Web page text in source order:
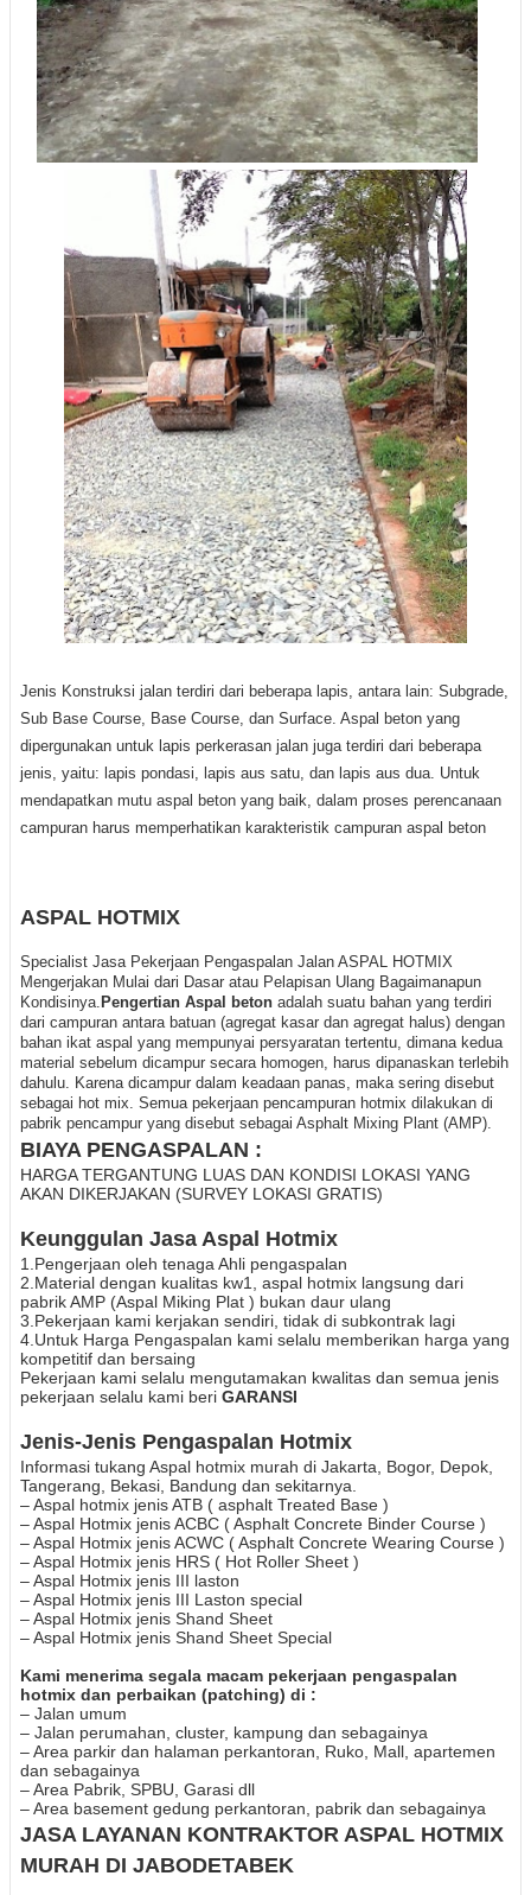
Jenis Konstruksi jalan terdiri dari beberapa lapis, antara lain: Subgrade,
Sub Base Course, Base Course, dan Surface. Aspal beton yang
dipergunakan untuk lapis perkerasan jalan juga terdiri dari beberapa
jenis, yaitu: lapis pondasi, lapis aus satu, dan lapis aus dua. Untuk
mendapatkan mutu aspal beton yang baik, dalam proses perencanaan
campuran harus memperhatikan karakteristik campuran aspal beton
ASPAL HOTMIX
Specialist Jasa Pekerjaan Pengaspalan Jalan ASPAL HOTMIX
Mengerjakan Mulai dari Dasar atau Pelapisan Ulang Bagaimanapun
Kondisinya. Pengertian Aspal beton adalah suatu bahan yang terdiri
dari campuran antara batuan (agregat kasar dan agregat halus) dengan
bahan ikat aspal yang mempunyai persyaratan tertentu, dimana kedua
material sebelum dicampur secara homogen, harus dipanaskan terlebih
dahulu. Karena dicampur dalam keadaan panas, maka sering disebut
sebagai hot mix. Semua pekerjaan pencampuran hotmix dilakukan di
pabrik pencampur yang disebut sebagai Asphalt Mixing Plant (AMP).
BIAYA PENGASPALAN :
HARGA TERGANTUNG LUAS DAN KONDISI LOKASI YANG
AKAN DIKERJAKAN (SURVEY LOKASI GRATIS)
Keunggulan Jasa Aspal Hotmix
1.Pengerjaan oleh tenaga Ahli pengaspalan
2.Material dengan kualitas kw1, aspal hotmix langsung dari
pabrik AMP (Aspal Miking Plat ) bukan daur ulang
3.Pekerjaan kami kerjakan sendiri, tidak di subkontrak lagi
4.Untuk Harga Pengaspalan kami selalu memberikan harga yang
kompetitif dan bersaing
Pekerjaan kami selalu mengutamakan kwalitas dan semua jenis
pekerjaan selalu kami beri GARANSI
Jenis-Jenis Pengaspalan Hotmix
Informasi tukang Aspal hotmix murah di Jakarta, Bogor, Depok,
Tangerang, Bekasi, Bandung dan sekitarnya.
– Aspal hotmix jenis ATB ( asphalt Treated Base )
– Aspal Hotmix jenis ACBC ( Asphalt Concrete Binder Course )
– Aspal Hotmix jenis ACWC ( Asphalt Concrete Wearing Course )
– Aspal Hotmix jenis HRS ( Hot Roller Sheet )
– Aspal Hotmix jenis III laston
– Aspal Hotmix jenis III Laston special
– Aspal Hotmix jenis Shand Sheet
– Aspal Hotmix jenis Shand Sheet Special
Kami menerima segala macam pekerjaan pengaspalan
hotmix dan perbaikan (patching) di :
– Jalan umum
– Jalan perumahan, cluster, kampung dan sebagainya
– Area parkir dan halaman perkantoran, Ruko, Mall, apartemen
dan sebagainya
– Area Pabrik, SPBU, Garasi dll
– Area basement gedung perkantoran, pabrik dan sebagainya
JASA LAYANAN KONTRAKTOR ASPAL HOTMIX
MURAH DI JABODETABEK